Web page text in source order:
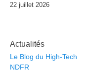
22 juillet 2026
Actualités
Le Blog du High-Tech
NDFR